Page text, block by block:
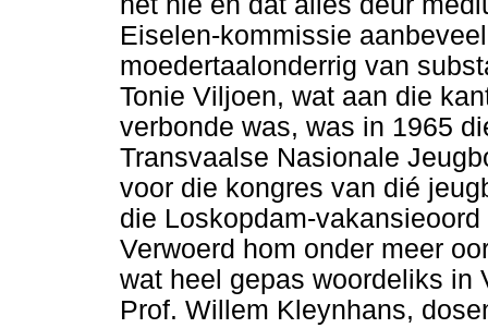
Eiselen-kommissie
moedertaalonderrig van
Tonie Viljoen, wat aan die
verbonde was, was in 1965
Transvaalse Nasionale
voor die kongres van dié
die Loskopdam-
Verwoerd hom onder meer
wat heel gepas woordeliks in
Prof. Willem Kleynhans,